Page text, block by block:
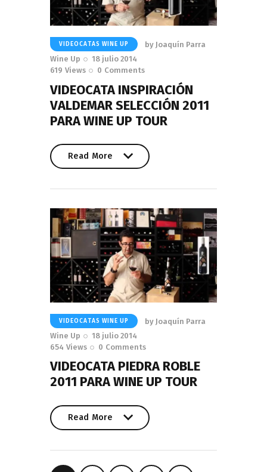
VIDEOCATAS WINE UP by Joaquín Parra
Wine Up
18 julio 2014
619 Views 0 Comments
VIDEOCATA INSPIRACIÓN
VALDEMAR SELECCIÓN 2011
PARA WINE UP TOUR
Read More
VIDEOCATAS WINE UP by Joaquín Parra
Wine Up
18 julio 2014
654 Views 0 Comments
VIDEOCATA PIEDRA ROBLE
2011 PARA WINE UP TOUR
Read More